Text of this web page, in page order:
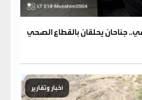
جناحان يحلقان بالقطاع الصحي
أخبار وتقارير